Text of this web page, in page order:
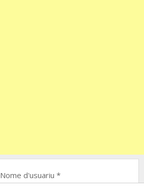
Nome d'usuariu *